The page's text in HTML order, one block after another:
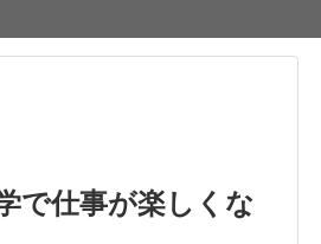
仕事が楽しくな